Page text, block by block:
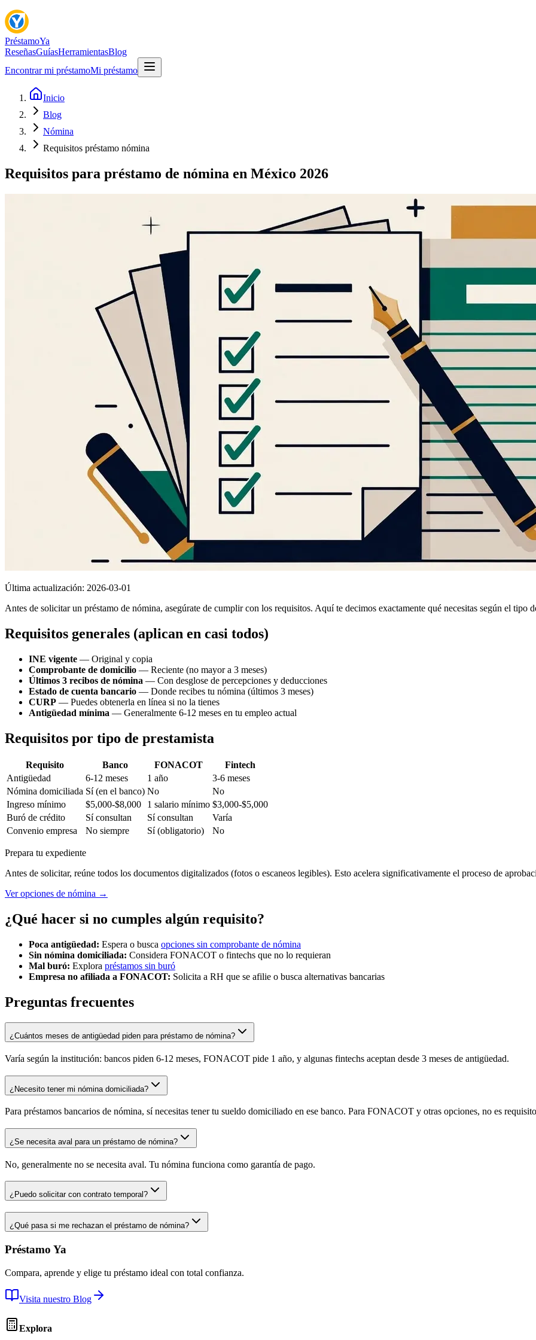
PréstamoYa
ReseñasGuíasHerramientasBlog
Encontrar mi préstamoMi préstamo
Inicio
Blog
Nómina
Requisitos préstamo nómina
Requisitos para préstamo de nómina en México 2026
Última actualización: 2026-03-01
Antes de solicitar un préstamo de nómina, asegúrate de cumplir con los requisitos. Aquí te decimos exactamente qué necesitas según el tipo
Requisitos generales (aplican en casi todos)
INE vigente — Original y copia
Comprobante de domicilio — Reciente (no mayor a 3 meses)
Últimos 3 recibos de nómina — Con desglose de percepciones y deducciones
Estado de cuenta bancario — Donde recibes tu nómina (últimos 3 meses)
CURP — Puedes obtenerla en línea si no la tienes
Antigüedad mínima — Generalmente 6-12 meses en tu empleo actual
Requisitos por tipo de prestamista
Requisito Banco FONACOT
Fintech
Antigüedad
6-12 meses 1 año
3-6 meses
Nómina domiciliada Sí (en el banco) No
No
Ingreso mínimo
$5,000-$8,000 1 salario mínimo $3,000-$5,000
Buró de crédito
Sí consultan Sí consultan
Varía
Convenio empresa
No siempre Sí (obligatorio) No
Prepara tu expediente
Antes de solicitar, reúne todos los documentos digitalizados (fotos o escaneos legibles). Esto acelera significativamente el proceso de
Ver opciones de nómina →
¿Qué hacer si no cumples algún requisito?
Poca antigüedad: Espera o busca opciones sin comprobante de nómina
Sin nómina domiciliada: Considera FONACOT o fintechs que no lo requieran
Mal buró: Explora préstamos sin buró
Empresa no afiliada a FONACOT: Solicita a RH que se afilie o busca alternativas bancarias
Preguntas frecuentes
¿Cuántos meses de antigüedad piden para préstamo de nómina?
Varía según la institución: bancos piden 6-12 meses, FONACOT pide 1 año, y algunas fintechs aceptan desde 3 meses de antigüedad.
¿Necesito tener mi nómina domiciliada?
Para préstamos bancarios de nómina, sí necesitas tener tu sueldo domiciliado en ese banco. Para FONACOT y otras opciones, no es
¿Se necesita aval para un préstamo de nómina?
No, generalmente no se necesita aval. Tu nómina funciona como garantía de pago.
¿Puedo solicitar con contrato temporal?
¿Qué pasa si me rechazan el préstamo de nómina?
Préstamo Ya
Compara, aprende y elige tu préstamo ideal con total confianza.
Visita nuestro Blog
Explora